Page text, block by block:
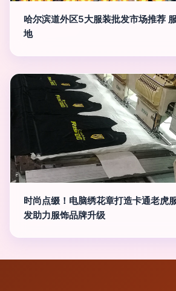
哈尔滨道外区5大服装批发市场推荐
地
时尚点缀！电脑绣花章打造卡通老虎
发助力服饰品牌升级